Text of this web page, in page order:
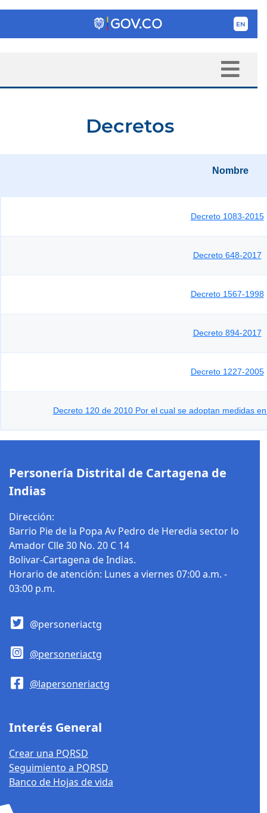
Decretos
Nombre
Decreto 1083-2015
Decreto 648-2017
Decreto 1567-1998
Decreto 894-2017
Decreto 1227-2005
Decreto 120 de 2010 Por el cual se adoptan medidas
Personería Distrital de Cartagena de
Indias
Dirección:
Barrio Pie de la Popa Av Pedro de Heredia sector lo
Amador Clle 30 No. 20 C 14
Bolivar-Cartagena de Indias.
Horario de atención: Lunes a viernes 07:00 a.m. -
03:00 p.m.
@personeriactg
@personeriactg
@lapersoneriactg
Interés General
Crear una PQRSD
Seguimiento a PQRSD
Banco de Hojas de vida